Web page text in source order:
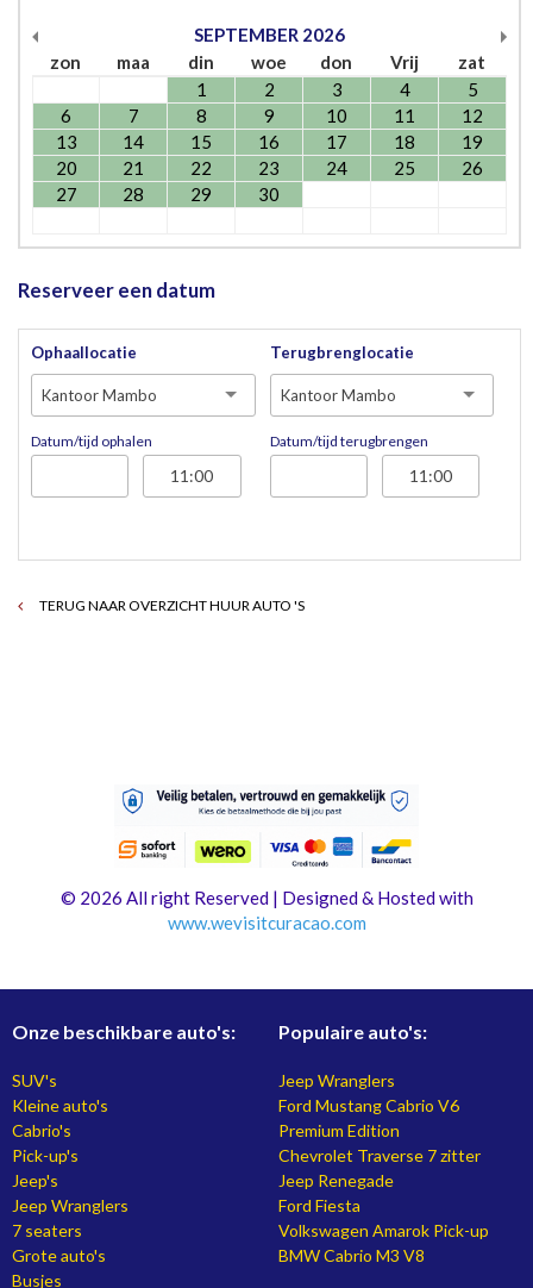
SEPTEMBER 2026
zon
maa din woe don Vrij
zat
1
2 3 4
5
6
7 8 9 10 11
12
13
14 15 16 17 18
19
20
21 22 23 24 25
26
27
28 29 30
Reserveer een datum
Ophaallocatie
Kantoor Mambo
Datum/tijd ophalen
Terugbrenglocatie
Kantoor Mambo
Datum/tijd terugbrengen
TERUG NAAR OVERZICHT HUUR AUTO 'S
© 2026 All right Reserved | Designed & Hosted with
www.wevisitcuracao.com
Onze beschikbare auto's:
SUV's
Kleine auto's
Cabrio's
Pick-up's
Jeep's
Jeep Wranglers
7 seaters
Grote auto's
Busjes
Populaire auto's:
Jeep Wranglers
Ford Mustang Cabrio V6
Premium Edition
Chevrolet Traverse 7 zitter
Jeep Renegade
Ford Fiesta
Volkswagen Amarok Pick-up
BMW Cabrio M3 V8